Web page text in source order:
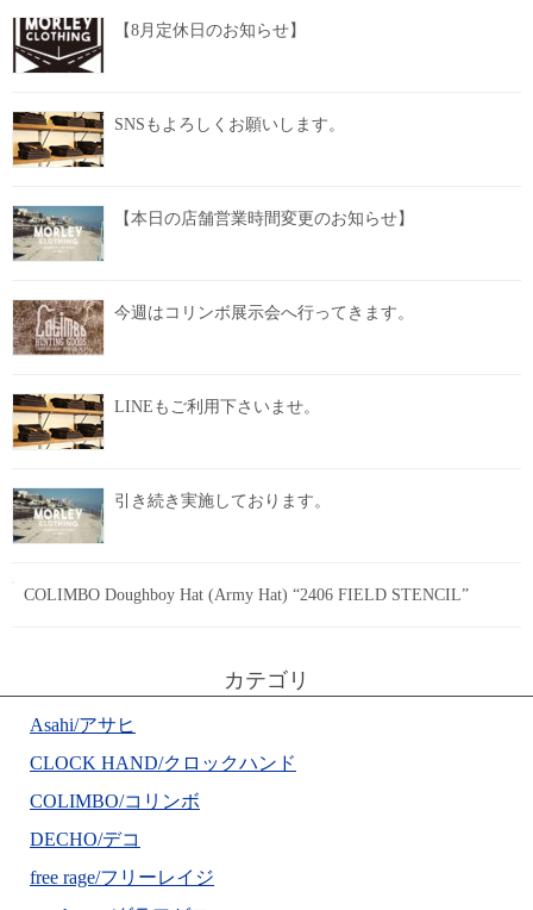
【8月定休日のお知らせ】
SNSもよろしくお願いします。
【本日の店舗営業時間変更のお知らせ】
今週はコリンボ展示会へ行ってきます。
LINEもご利用下さいませ。
引き続き実施しております。
COLIMBO Doughboy Hat (Army Hat) “2406 FIELD STENCIL”
カテゴリ
Asahi/アサヒ
CLOCK HAND/クロックハンド
COLIMBO/コリンボ
DECHO/デコ
free rage/フリーレイジ